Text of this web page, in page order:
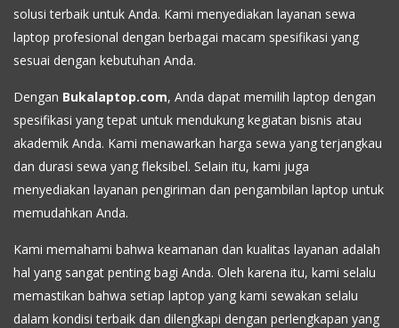
solusi terbaik untuk Anda. Kami menyediakan layanan sewa
laptop profesional dengan berbagai macam spesifikasi yang
sesuai dengan kebutuhan Anda.
Dengan Bukalaptop.com, Anda dapat memilih laptop dengan
spesifikasi yang tepat untuk mendukung kegiatan bisnis atau
akademik Anda. Kami menawarkan harga sewa yang terjangkau
dan durasi sewa yang fleksibel. Selain itu, kami juga
menyediakan layanan pengiriman dan pengambilan laptop untuk
memudahkan Anda.
Kami memahami bahwa keamanan dan kualitas layanan adalah
hal yang sangat penting bagi Anda. Oleh karena itu, kami selalu
memastikan bahwa setiap laptop yang kami sewakan selalu
dalam kondisi terbaik dan dilengkapi dengan perlengkapan yang